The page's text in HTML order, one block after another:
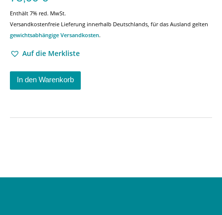
Enthält 7% red. MwSt.
Versandkostenfreie Lieferung innerhalb Deutschlands, für das Ausland gelten
gewichtsabhängige Versandkosten.
Auf die Merkliste
In den Warenkorb